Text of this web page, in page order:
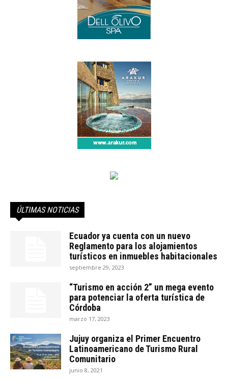
ÚLTIMAS NOTICIAS
Ecuador ya cuenta con un nuevo
Reglamento para los alojamientos
turísticos en inmuebles habitacionales
septiembre 29, 2023
“Turismo en acción 2” un mega evento
para potenciar la oferta turística de
Córdoba
marzo 17, 2023
Jujuy organiza el Primer Encuentro
Latinoamericano de Turismo Rural
Comunitario
junio 8, 2021